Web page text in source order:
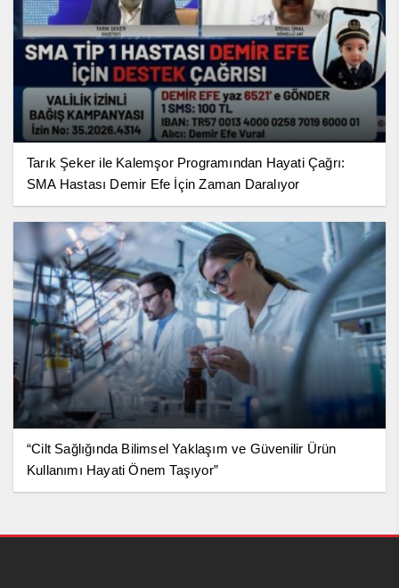
Tarık Şeker ile Kalemşor Programından Hayati Çağrı:
SMA Hastası Demir Efe İçin Zaman Daralıyor
“Cilt Sağlığında Bilimsel Yaklaşım ve Güvenilir Ürün
Kullanımı Hayati Önem Taşıyor”